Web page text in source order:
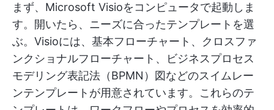
まず、Microsoft Visioをコンピュータで起動しま
す。開いたら、ニーズに合ったテンプレートを選
ぶ。Visioには、基本フローチャート、クロスファ
ンクショナルフローチャート、ビジネスプロセス
モデリング表記法（BPMN）図などのスイムレー
ンテンプレートが用意されています。これらのテ